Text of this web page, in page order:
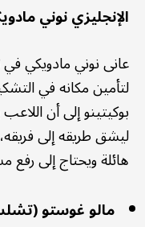
الإنجليزي نوني مادويكي
عانى نوني مادويكي
لتأمين مكانه في
بوكيتينو إلى أن
ليشق طريقه إلى
هائلة ويحتاج إلى رفع
مالو غوستو (تشلسي): 30